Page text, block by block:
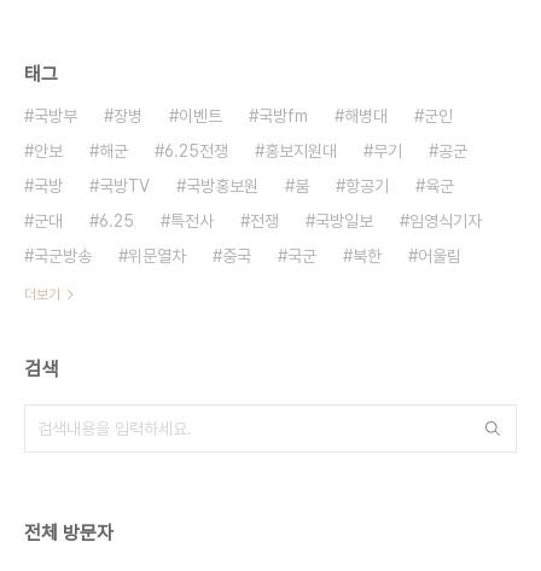
태그
국방부 장병 이벤트 국방fm 해병대
군인
안보
해군 6.25전쟁 홍보지원대 무기
공군
국방
국방TV 국방홍보원 붐 항공기
육군
군대
6.25 특전사 전쟁 국방일보
임영식기자
국군방송
위문열차 중국 국군 북한 어울림
더보기
검색
전체 방문자